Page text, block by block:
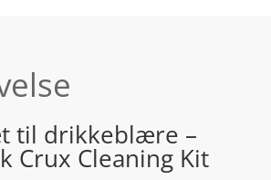
til drikkeblære –
Crux Cleaning Kit